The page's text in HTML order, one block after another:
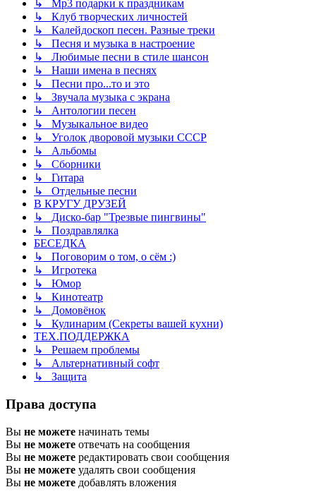
↳ Mp3 подарки к праздникам
↳ Клуб творческих личностей
↳ Калейдоскоп песен. Разные треки
↳ Песня и музыка в настроение
↳ Любимые песни в стиле шансон
↳ Наши имена в песнях
↳ Песни про...то и это
↳ Звучала музыка с экрана
↳ Антологии песен
↳ Музыкальное видео
↳ Уголок дворовой музыки СССР
↳ Альбомы
↳ Сборники
↳ Гитара
↳ Отдельные песни
В КРУГУ ДРУЗЕЙ
↳ Диско-бар "Трезвые пингвины"
↳ Поздравлялка
БЕСЕДКА
↳ Поговорим о том, о сём :)
↳ Игротека
↳ Юмор
↳ Кинотеатр
↳ Домовёнок
↳ Кулинарим (Секреты вашей кухни)
ТЕХ.ПОДДЕРЖКА
↳ Решаем проблемы
↳ Альтернативный софт
↳ Защита
Права доступа
Вы не можете начинать темы
Вы не можете отвечать на сообщения
Вы не можете редактировать свои сообщения
Вы не можете удалять свои сообщения
Вы не можете добавлять вложения